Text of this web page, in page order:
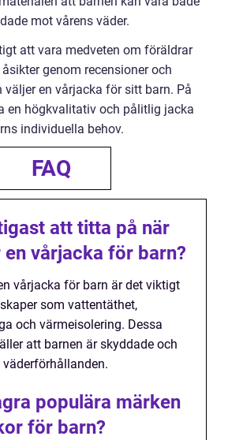
mot vårens väder.
att vara medveten om föräldrar
genom recensioner och
en vårjacka för sitt barn. På
en högkvalitativ och pålitlig jacka
individuella behov.
FAQ
att titta på när
en vårjacka för barn?
vårjacka för barn är det viktigt
som vattentäthet,
och värmeisolering. Dessa
att barnen är skyddade och
populära märken
för barn?